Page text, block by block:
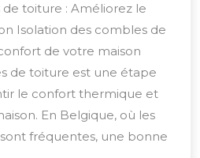
une
toiture : Améliorez le
Isolation des combles de
de votre maison
de toiture est une étape
le confort thermique et
En Belgique, où les
fréquentes, une bonne